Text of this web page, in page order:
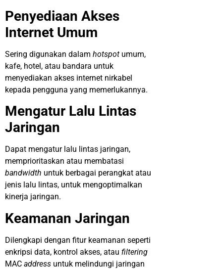
Penyediaan Akses
Internet Umum
Sering digunakan dalam hotspot umum,
kafe, hotel, atau bandara untuk
menyediakan akses internet nirkabel
kepada pengguna yang memerlukannya.
Mengatur Lalu Lintas
Jaringan
Dapat mengatur lalu lintas jaringan,
memprioritaskan atau membatasi
bandwidth untuk berbagai perangkat atau
jenis lalu lintas, untuk mengoptimalkan
kinerja jaringan.
Keamanan Jaringan
Dilengkapi dengan fitur keamanan seperti
enkripsi data, kontrol akses, atau filtering
MAC address untuk melindungi jaringan